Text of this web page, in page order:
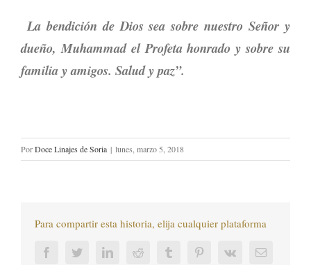
La bendición de Dios sea sobre nuestro Señor y
dueño, Muhammad el Profeta honrado y sobre su
familia y amigos. Salud y paz”.
PorDoce Linajes de Soria | lunes, marzo 5, 2018
Para compartir esta historia, elija cualquier plataforma
FacebookTwitterLinkedInReddit Tumblr PinterestVk
Correo